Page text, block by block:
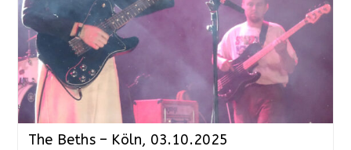
The Beths – Köln, 03.10.2025